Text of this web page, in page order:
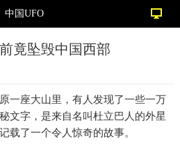
中国UFO
竟坠毁中国西部
座大山里，有人发现了一些一万
文字，是来自名叫杜立巴人的外星
载了一个令人惊奇的故事。